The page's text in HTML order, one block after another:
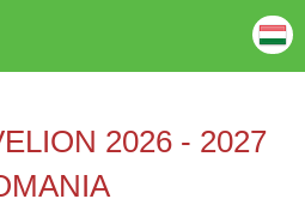
2026 - 2027